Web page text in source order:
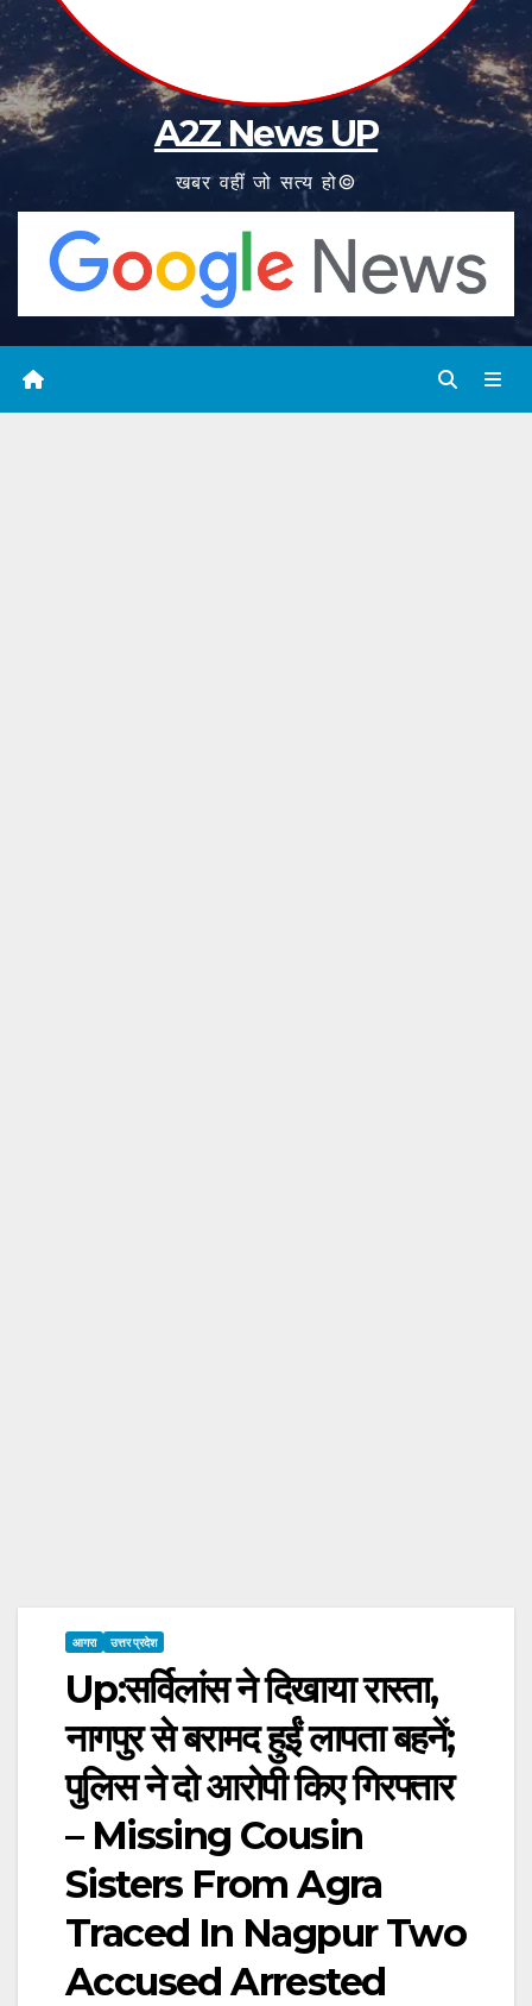
A2Z News UP
खबर वहीं जो सत्य हो©
आगरा उत्तर प्रदेश
Up:सर्विलांस ने दिखाया रास्ता,
नागपुर से बरामद हुईं लापता बहनें;
पुलिस ने दो आरोपी किए गिरफ्तार
– Missing Cousin
Sisters From Agra
Traced In Nagpur Two
Accused Arrested